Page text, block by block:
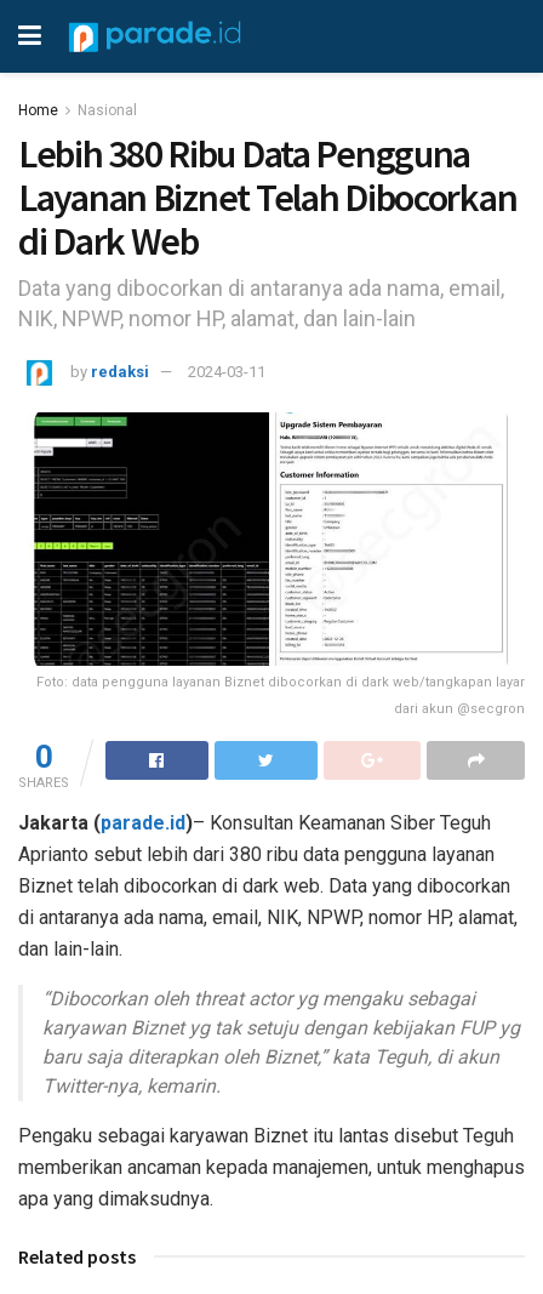
Home Nasional
Lebih 380 Ribu Data Pengguna
Layanan Biznet Telah Dibocorkan
di Dark Web
Data yang dibocorkan di antaranya ada nama, email,
NIK, NPWP, nomor HP, alamat, dan lain-lain
by redaksi 2024-03-11
Foto: data pengguna layanan Biznet dibocorkan di dark web/tangkapan layar
dari akun @secgron
0
SHARES
Jakarta (parade.id)– Konsultan Keamanan Siber Teguh
Aprianto sebut lebih dari 380 ribu data pengguna layanan
Biznet telah dibocorkan di dark web. Data yang dibocorkan
di antaranya ada nama, email, NIK, NPWP, nomor HP, alamat,
dan lain-lain.
“Dibocorkan oleh threat actor yg mengaku sebagai
karyawan Biznet yg tak setuju dengan kebijakan FUP yg
baru saja diterapkan oleh Biznet,” kata Teguh, di akun
Twitter-nya, kemarin.
Pengaku sebagai karyawan Biznet itu lantas disebut Teguh
memberikan ancaman kepada manajemen, untuk menghapus
apa yang dimaksudnya.
Related posts